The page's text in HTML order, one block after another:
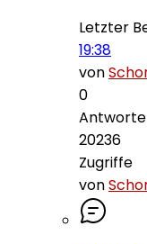
Letzter
19:38
von
0
20236
Zugriffe
von